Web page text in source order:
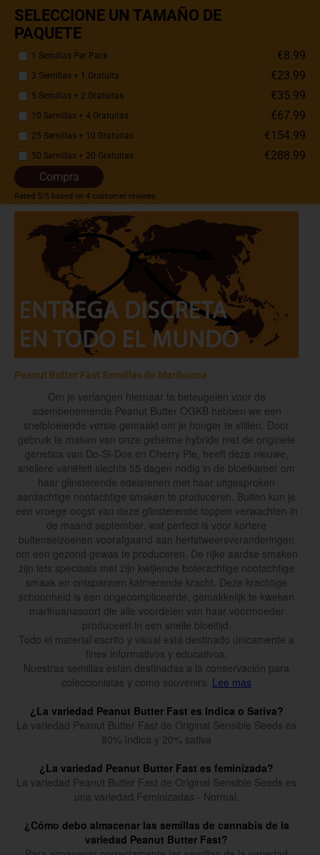
SELECCIONE UN TAMAÑO DE
PAQUETE
1 Semillas Per Pack €8.99
3 Semillas + 1 Gratuita €23.99
5 Semillas + 2 Gratuitas €35.99
10 Semillas + 4 Gratuitas €67.99
25 Semillas + 10 Gratuitas €154.99
50 Semillas + 20 Gratuitas
€288.99
Compra
Rated 5/5 based on 4 customer reviews
Peanut Butter Fast Semillas de Marihuana
Om je verlangen hiernaar te beteugelen voor de
adembenemende Peanut Butter OGKB hebben we een
snelbloeiende versie gemaakt om je honger te stillen. Door
gebruik te maken van onze geheime hybride met de originele
genetica van Do-Si-Dos en Cherry Pie, heeft deze nieuwe,
snellere variëteit slechts 55 dagen nodig in de bloeikamer om
haar glinsterende edelstenen met haar uitgesproken
aardachtige nootachtige smaken te produceren. Buiten kun je
een vroege oogst van deze glinsterende toppen verwachten in
de maand september, wat perfect is voor kortere
buitenseizoenen voorafgaand aan herfstweersveranderingen
om een gezond gewas te produceren. De rijke aardse smaken
zijn iets speciaals met zijn kwijlende boterachtige nootachtige
smaak en ontspannen kalmerende kracht. Deze krachtige
schoonheid is een ongecompliceerde, gemakkelijk te kweken
marihuanasoort die alle voordelen van haar voormoeder
produceert in een snelle bloeitijd.
Todo el material escrito y visual está destinado únicamente a
fines informativos y educativos.
Nuestras semillas están destinadas a la conservación para
coleccionistas y como souvenirs. Lee mas
¿La variedad Peanut Butter Fast es Indica o Sativa?
La variedad Peanut Butter Fast de Original Sensible Seeds es
80% índica y 20% sativa
¿La variedad Peanut Butter Fast es feminizada?
La variedad Peanut Butter Fast de Original Sensible Seeds es
una variedad Feminizadas - Normal.
¿Cómo debo almacenar las semillas de cannabis de la
variedad Peanut Butter Fast?